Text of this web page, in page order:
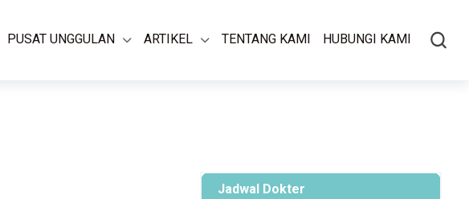
PUSAT UNGGULAN ARTIKEL TENTANG KAMI HUBUNGI KAMI
Jadwal Dokter